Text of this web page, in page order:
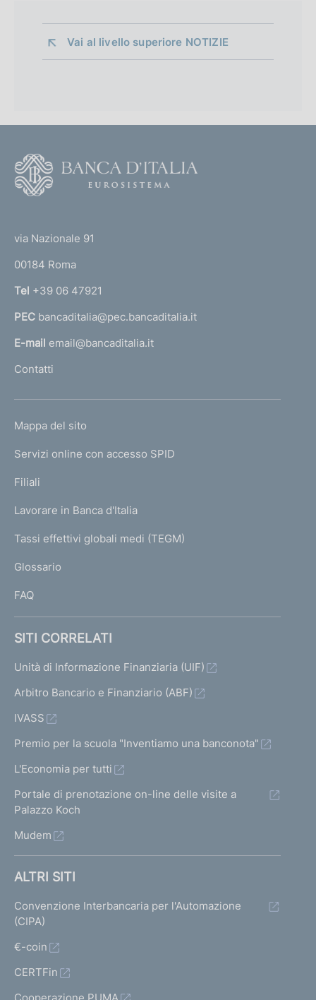
Vai al livello superiore NOTIZIE
r
n
a
l
m
e
a
g
via Nazionale 91
00184 Roma
Tel +39 06 47921
PEC bancaditalia@pec.bancaditalia.it
E-mail email@bancaditalia.it
Contatti
L
N
K
T
I
I
Mappa del sito
Servizi online con accesso SPID
Filiali
Lavorare in Banca d'Italia
Tassi effettivi globali medi (TEGM)
Glossario
FAQ
SITI CORRELATI
Unità di Informazione Finanziaria (UIF)
Arbitro Bancario e Finanziario (ABF)
IVASS
Premio per la scuola "Inventiamo una banconota"
L'Economia per tutti
Portale di prenotazione on-line delle visite a
Palazzo Koch
Mudem
ALTRI SITI
Convenzione Interbancaria per l'Automazione
(CIPA)
€-coin
CERTFin